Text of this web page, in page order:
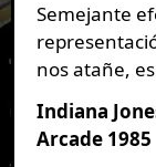
Semejante
nos atañe,
Indiana
Arcade 1985